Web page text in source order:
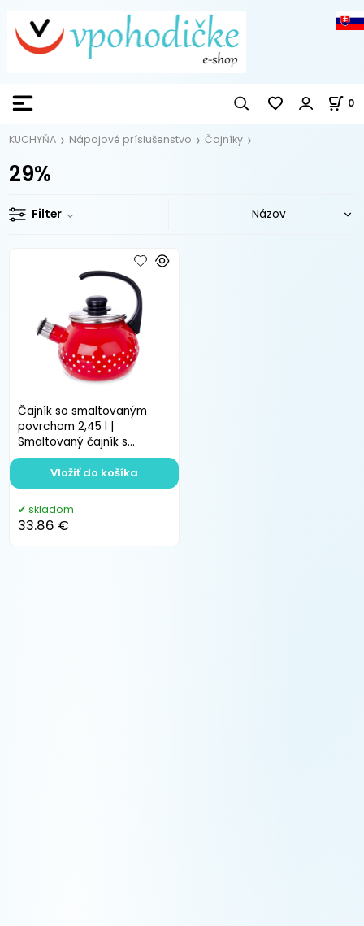
0
KUCHYŇA Nápojové príslušenstvo Čajníky
29%
Filter
Čajník so smaltovaným
povrchom 2,45 l |
Smaltovaný čajník s
píšťalkou na indukciu
skladom
33.86 €
Vložiť do košíka